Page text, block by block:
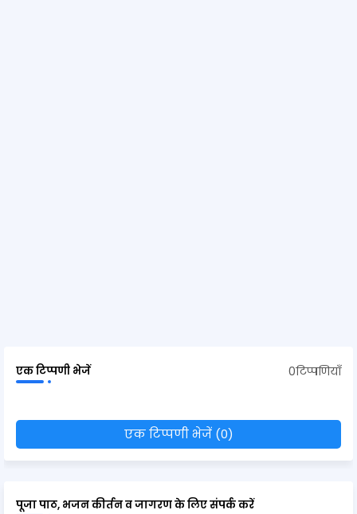
एक टिप्पणी भेजें 0टिप्पणियाँ
एक टिप्पणी भेजें (0)
पूजा पाठ, भजन कीर्तन व जागरण के लिए संपर्क करें